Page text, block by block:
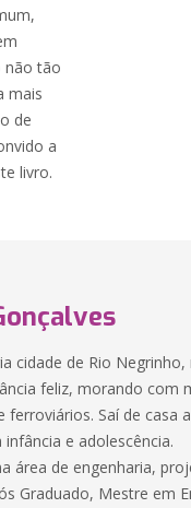
não tão
mais
de
a
livro.
cidade de Rio
feliz, morando
Saí de casa
e adolescência.
área de engenharia,
Graduado, Mestre em